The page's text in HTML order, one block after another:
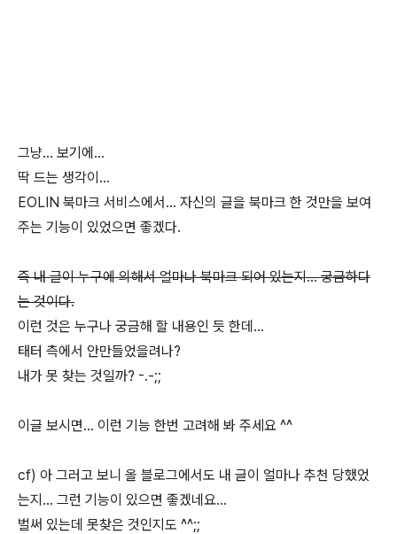
그냥... 보기에...
딱 드는 생각이...
EOLIN 북마크 서비스에서... 자신의 글을 북마크 한 것만을 보여
주는 기능이 있었으면 좋겠다.
즉 내 글이 누구에 의해서 얼마나 북마크 되어 있는지... 궁금하다
는 것이다.
이런 것은 누구나 궁금해 할 내용인 듯 한데...
태터 측에서 안만들었을려나?
내가 못 찾는 것일까? -.-;;
이글 보시면... 이런 기능 한번 고려해 봐 주세요 ^^
cf) 아 그러고 보니 올 블로그에서도 내 글이 얼마나 추천 당했었
는지... 그런 기능이 있으면 좋겠네요...
벌써 있는데 못찾은 것인지도 ^^;;